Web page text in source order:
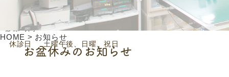
診療時間
9:00~12:00 / 17:00~19:00
休診日
土曜午後、日曜、祝日
HOME > お知らせ
お盆休みのお知らせ